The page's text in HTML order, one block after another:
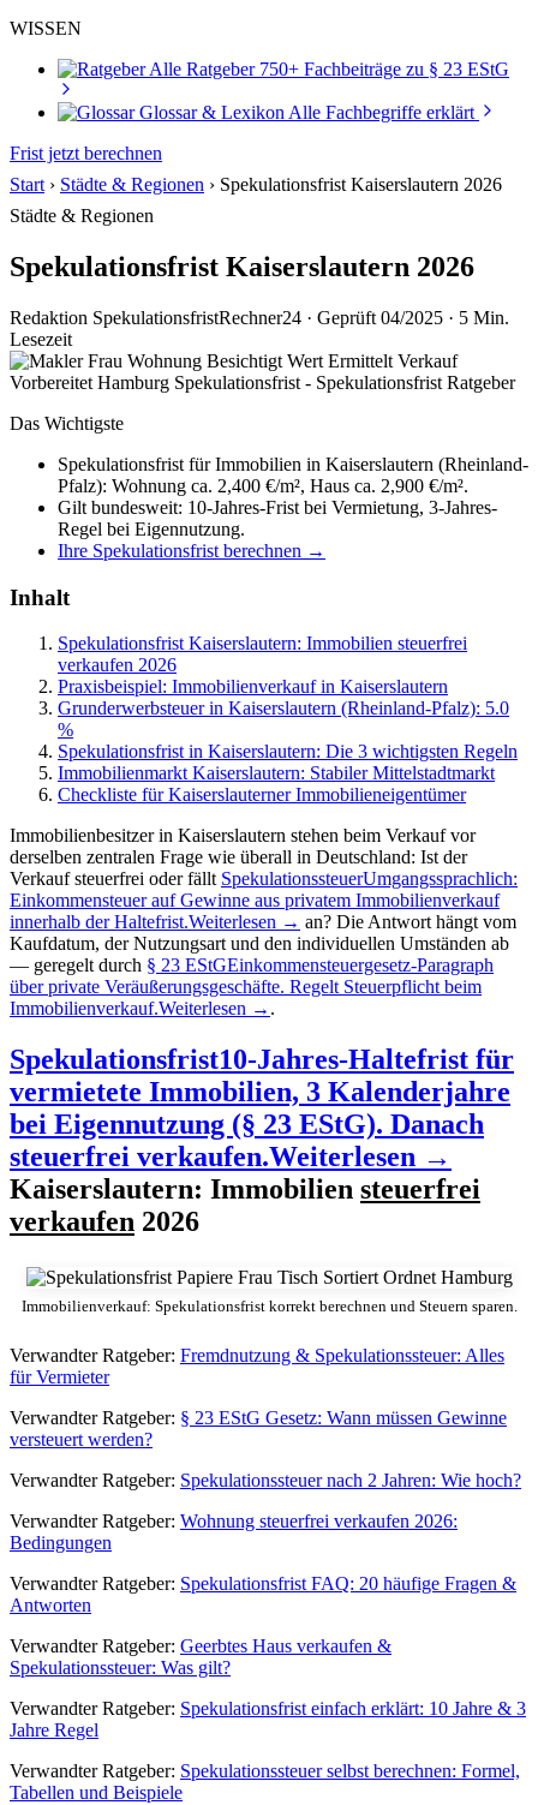
WISSEN
Alle Ratgeber 750+ Fachbeiträge zu § 23 EStG
Glossar & Lexikon Alle Fachbegriffe erklärt
Frist jetzt berechnen
Start › Städte & Regionen › Spekulationsfrist Kaiserslautern 2026
Städte & Regionen
Spekulationsfrist Kaiserslautern 2026
Redaktion SpekulationsfristRechner24 · Geprüft 04/2025 · 5 Min.
Lesezeit
Das Wichtigste
Spekulationsfrist für Immobilien in Kaiserslautern (Rheinland-
Pfalz): Wohnung ca. 2,400 €/m², Haus ca. 2,900 €/m².
Gilt bundesweit: 10-Jahres-Frist bei Vermietung, 3-Jahres-
Regel bei Eigennutzung.
Ihre Spekulationsfrist berechnen →
Inhalt
Spekulationsfrist Kaiserslautern: Immobilien steuerfrei
verkaufen 2026
Praxisbeispiel: Immobilienverkauf in Kaiserslautern
Grunderwerbsteuer in Kaiserslautern (Rheinland-Pfalz): 5.0
%
Spekulationsfrist in Kaiserslautern: Die 3 wichtigsten Regeln
Immobilienmarkt Kaiserslautern: Stabiler Mittelstadtmarkt
Checkliste für Kaiserslauterner Immobilieneigentümer
Immobilienbesitzer in Kaiserslautern stehen beim Verkauf vor
derselben zentralen Frage wie überall in Deutschland: Ist der
Verkauf steuerfrei oder fällt SpekulationssteuerUmgangssprachlich:
Einkommensteuer auf Gewinne aus privatem Immobilienverkauf
innerhalb der Haltefrist.Weiterlesen → an? Die Antwort hängt vom
Kaufdatum, der Nutzungsart und den individuellen Umständen ab
— geregelt durch § 23 EStGEinkommensteuergesetz-Paragraph
über private Veräußerungsgeschäfte. Regelt Steuerpflicht beim
Immobilienverkauf.Weiterlesen → .
Spekulationsfrist10-Jahres-Haltefrist für
vermietete Immobilien, 3 Kalenderjahre
bei Eigennutzung (§ 23 EStG). Danach
steuerfrei verkaufen.Weiterlesen →
Kaiserslautern: Immobilien steuerfrei
verkaufen 2026
Immobilienverkauf: Spekulationsfrist korrekt berechnen und Steuern sparen.
Verwandter Ratgeber: Fremdnutzung & Spekulationssteuer: Alles
für Vermieter
Verwandter Ratgeber: § 23 EStG Gesetz: Wann müssen Gewinne
versteuert werden?
Verwandter Ratgeber: Spekulationssteuer nach 2 Jahren: Wie hoch?
Verwandter Ratgeber: Wohnung steuerfrei verkaufen 2026:
Bedingungen
Verwandter Ratgeber: Spekulationsfrist FAQ: 20 häufige Fragen &
Antworten
Verwandter Ratgeber: Geerbtes Haus verkaufen &
Spekulationssteuer: Was gilt?
Verwandter Ratgeber: Spekulationsfrist einfach erklärt: 10 Jahre & 3
Jahre Regel
Verwandter Ratgeber: Spekulationssteuer selbst berechnen: Formel,
Tabellen und Beispiele